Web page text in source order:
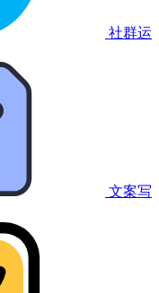
社群运
文案写